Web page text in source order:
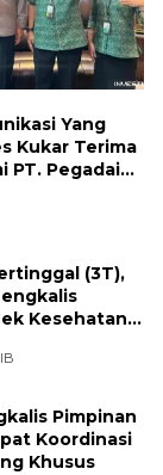
Yang
Kukar Terima
PT. Pegadaian
(3T),
Kesehatan
Pimpinan
Koordinasi
Khusus